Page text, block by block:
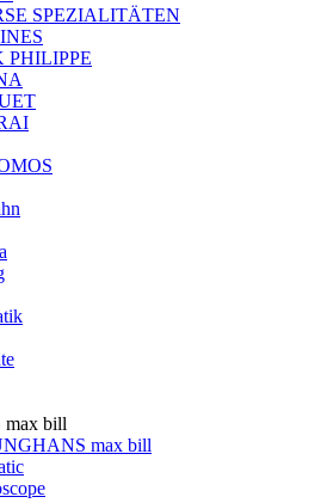
SPEZIALITÄTEN
PHILIPPE
bill
max bill